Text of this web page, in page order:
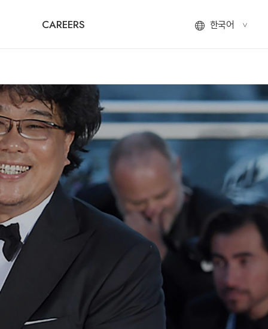
한국어 <
CAREERS